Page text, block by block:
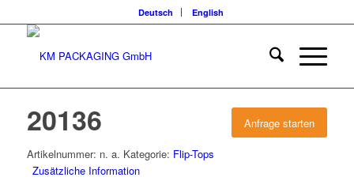
Deutsch English
Anfrage starten
20136
Artikelnummer: n. a. Kategorie: Flip-Tops
Zusätzliche Information